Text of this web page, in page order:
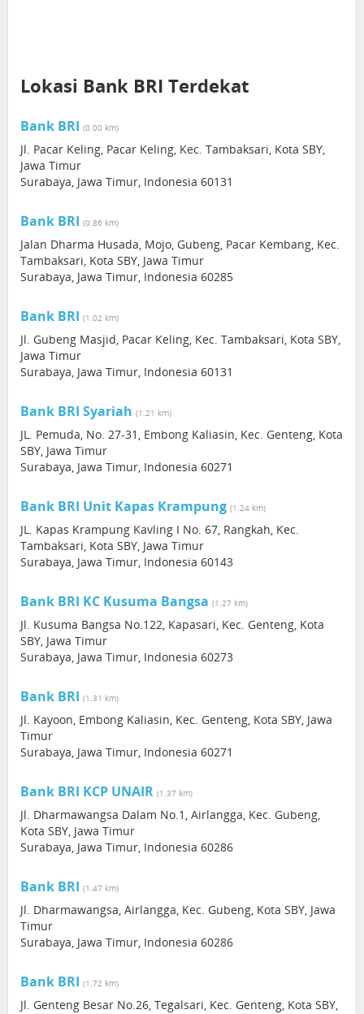
Lokasi Bank BRI Terdekat
Bank BRI (0.00 km)
Jl. Pacar Keling, Pacar Keling, Kec. Tambaksari, Kota SBY,
Jawa Timur
Surabaya, Jawa Timur, Indonesia 60131
Bank BRI (0.86 km)
Jalan Dharma Husada, Mojo, Gubeng, Pacar Kembang, Kec.
Tambaksari, Kota SBY, Jawa Timur
Surabaya, Jawa Timur, Indonesia 60285
Bank BRI (1.02 km)
Jl. Gubeng Masjid, Pacar Keling, Kec. Tambaksari, Kota SBY,
Jawa Timur
Surabaya, Jawa Timur, Indonesia 60131
Bank BRI Syariah (1.21 km)
JL. Pemuda, No. 27-31, Embong Kaliasin, Kec. Genteng, Kota
SBY, Jawa Timur
Surabaya, Jawa Timur, Indonesia 60271
Bank BRI Unit Kapas Krampung (1.24 km)
JL. Kapas Krampung Kavling I No. 67, Rangkah, Kec.
Tambaksari, Kota SBY, Jawa Timur
Surabaya, Jawa Timur, Indonesia 60143
Bank BRI KC Kusuma Bangsa (1.27 km)
Jl. Kusuma Bangsa No.122, Kapasari, Kec. Genteng, Kota
SBY, Jawa Timur
Surabaya, Jawa Timur, Indonesia 60273
Bank BRI (1.31 km)
Jl. Kayoon, Embong Kaliasin, Kec. Genteng, Kota SBY, Jawa
Timur
Surabaya, Jawa Timur, Indonesia 60271
Bank BRI KCP UNAIR (1.37 km)
Jl. Dharmawangsa Dalam No.1, Airlangga, Kec. Gubeng,
Kota SBY, Jawa Timur
Surabaya, Jawa Timur, Indonesia 60286
Bank BRI (1.47 km)
Jl. Dharmawangsa, Airlangga, Kec. Gubeng, Kota SBY, Jawa
Timur
Surabaya, Jawa Timur, Indonesia 60286
Bank BRI (1.72 km)
Jl. Genteng Besar No.26, Tegalsari, Kec. Genteng, Kota SBY,